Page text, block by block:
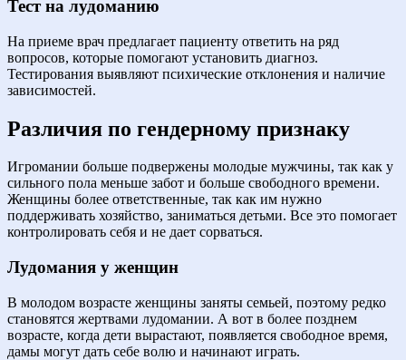
Тест на лудоманию
На приеме врач предлагает пациенту ответить на ряд
вопросов, которые помогают установить диагноз.
Тестирования выявляют психические отклонения и наличие
зависимостей.
Различия по гендерному признаку
Игромании больше подвержены молодые мужчины, так как у
сильного пола меньше забот и больше свободного времени.
Женщины более ответственные, так как им нужно
поддерживать хозяйство, заниматься детьми. Все это помогает
контролировать себя и не дает сорваться.
Лудомания у женщин
В молодом возрасте женщины заняты семьей, поэтому редко
становятся жертвами лудомании. А вот в более позднем
возрасте, когда дети вырастают, появляется свободное время,
дамы могут дать себе волю и начинают играть.